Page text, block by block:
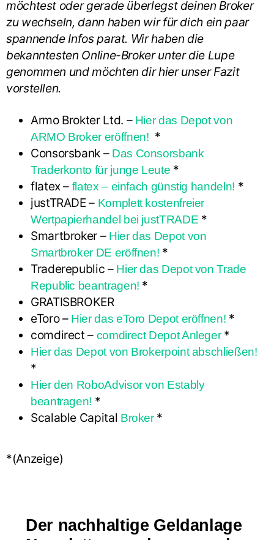
möchtest oder gerade überlegst deinen Broker
zu wechseln, dann haben wir für dich ein paar
spannende Infos parat. Wir haben die
bekanntesten Online-Broker unter die Lupe
genommen und möchten dir hier unser Fazit
vorstellen.
Armo Brokter Ltd. – Hier das Depot von
ARMO Broker eröffnen! *
Consorsbank – Das Consorsbank
Traderkonto für junge Leute *
flatex – flatex – einfach günstig handeln! *
justTRADE – Komplett kostenfreier
Wertpapierhandel bei justTRADE *
Smartbroker – Hier das Depot von
Smartbroker DE eröffnen! *
Traderepublic – Hier das Depot von Trade
Republic beantragen! *
GRATISBROKER
eToro – Hier das eToro Depot eröffnen! *
comdirect – comdirect Depot Anleger*
Hier das Depot von Brokerpoint abschließen!
*
Hier den RoboAdvisor von Estably
beantragen! *
Scalable Capital Broker*
*(Anzeige)
Der nachhaltige Geldanlage